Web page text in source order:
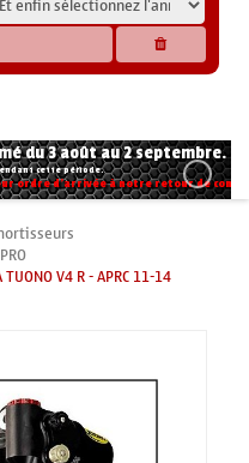
du 3 août au 2 septembre.
cette période.
ordre d'arrivée à notre retour de
V4 R - APRC 11-14